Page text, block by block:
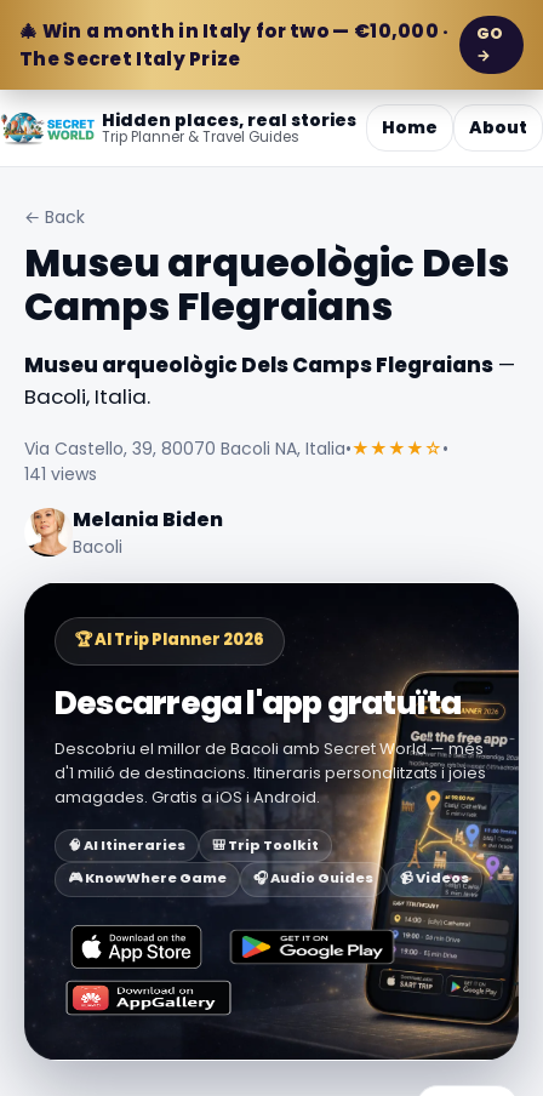
🎄 Win a month in Italy for two — €10,000 ·
The Secret Italy Prize
GO
→
Hidden places, real stories
Trip Planner & Travel Guides Home About
← Back
Museu arqueològic Dels
Camps Flegraians
Museu arqueològic Dels Camps Flegraians —
Bacoli, Italia.
Via Castello, 39, 80070 Bacoli NA, Italia•★★★★☆•
141 views
Melania Biden
Bacoli
🏆 AI Trip Planner 2026
Descarrega l'app gratuïta
Descobriu el millor de Bacoli amb Secret World — més
d'1 milió de destinacions. Itineraris personalitzats i joies
amagades. Gratis a iOS i Android.
🧠 AI Itineraries
🎒 Trip Toolkit
🎮 KnowWhere Game
🎧 Audio Guides 📹 Videos